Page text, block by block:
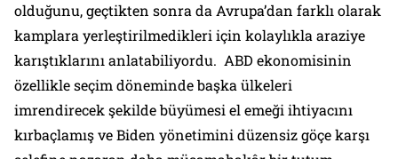
olduğunu, geçtikten sonra da Avrupa’dan farklı olarak
kamplara yerleştirilmedikleri için kolaylıkla araziye
karıştıklarını anlatabiliyordu. ABD ekonomisinin
özellikle seçim döneminde başka ülkeleri
imrendirecek şekilde büyümesi el emeği ihtiyacını
kırbaçlamış ve Biden yönetimini düzensiz göçe karşı